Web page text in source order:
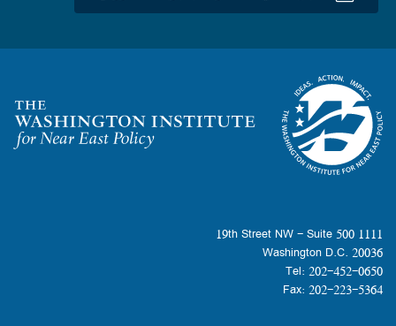
Homepage
1111 19th Street NW - Suite 500
Washington D.C. 20036
Tel: 202-452-0650
Fax: 202-223-5364